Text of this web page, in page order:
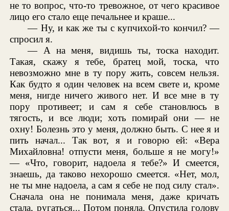
не то вопрос, что-то тревожное, от чего красивое
лицо его стало еще печальнее и краше...
— Ну, и как же ты с купчихой-то кончил? —
спросил я.
— А на меня, видишь ты, тоска находит.
Такая, скажу я тебе, братец мой, тоска, что
невозможно мне в ту пору жить, совсем нельзя.
Как будто я один человек на всем свете и, кроме
меня, нигде ничего живого нет. И все мне в ту
пору противеет; и сам я себе становлюсь в
тягость, и все люди; хоть помирай они — не
охну! Болезнь это у меня, должно быть. С нее я и
пить начал... Так вот, я и говорю ей: «Вера
Михайловна! отпусти меня, больше я не могу!»
— «Что, говорит, надоела я тебе?» И смеется,
знаешь, да таково нехорошо смеется. «Нет, мол,
не ты мне надоела, а сам я себе не под силу стал».
Сначала она не понимала меня, даже кричать
стала, ругаться... Потом поняла. Опустила голову